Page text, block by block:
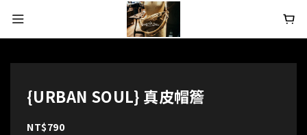
{URBAN SOUL} 真皮帽簷
NT$790